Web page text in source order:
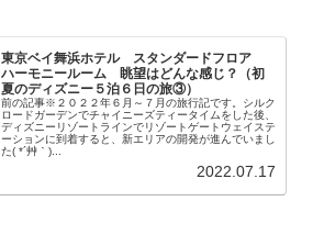
東京ベイ舞浜ホテル スタンダードフロア
ハーモニールーム 眺望はどんな感じ？（初
夏のディズニー５泊６日の旅③）
前の記事※２０２２年６月～７月の旅行記です。シルク
ロードガーデンでチャイニーズティータイムをした後、
ディズニーリゾートラインでリゾートゲートウェイステ
ーションに到着すると、新エリアの開発が進んでいまし
た( *´艸｀)...
2022.07.17